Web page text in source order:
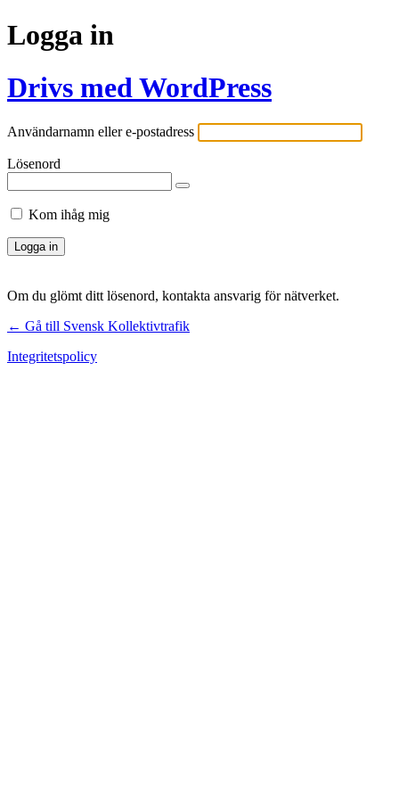
Logga in
Drivs med WordPress
Användarnamn eller e-postadress
Lösenord
Kom ihåg mig
← Gå till Svensk Kollektivtrafik
Integritetspolicy